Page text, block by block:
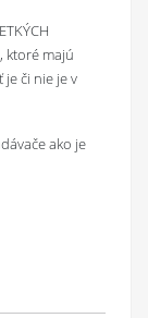
ktoré majú
či nie je v
ako je